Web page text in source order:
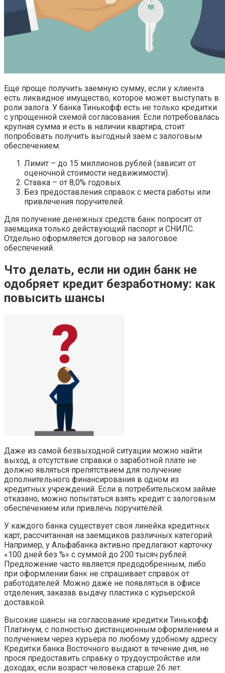
Еще проще получить заемную сумму, если у клиента
есть ликвидное имущество, которое может выступать в
роли залога. У банка Тинькофф есть не только кредитки
с упрощенной схемой согласования. Если потребовалась
крупная сумма и есть в наличии квартира, стоит
попробовать получить выгодный заем с залоговым
обеспечением:
Лимит – до 15 миллионов рублей (зависит от
оценочной стоимости недвижимости).
Ставка – от 8,0% годовых.
Без предоставления справок с места работы или
привлечения поручителей.
Для получение денежных средств банк попросит от
заемщика только действующий паспорт и СНИЛС.
Отдельно оформляется договор на залоговое
обеспечений.
Что делать, если ни один банк не
одобряет кредит безработному: как
повысить шансы
Даже из самой безвыходной ситуации можно найти
выход, а отсутствие справки о заработной плате не
должно являться препятствием для получение
дополнительного финансирования в одном из
кредитных учреждений. Если в потребительском займе
отказано, можно попытаться взять кредит с залоговым
обеспечением или привлечь поручителей.
У каждого банка существует своя линейка кредитных
карт, рассчитанная на заемщиков различных категорий.
Например, у Альфабанка активно предлагают карточку
«100 дней без %» с суммой до 200 тысяч рублей.
Предложение часто является предодобренным, либо
при оформлении банк не спрашивает справок от
работодателей. Можно даже не появляться в офисе
отделения, заказав выдачу пластика с курьерской
доставкой.
Высокие шансы на согласование кредитки Тинькофф
Платинум, с полностью дистанционным оформлением и
получением через курьера по любому удобному адресу.
Кредитки банка Восточного выдают в течение дня, не
прося предоставить справку о трудоустройстве или
доходах, если возраст человека старше 26 лет.